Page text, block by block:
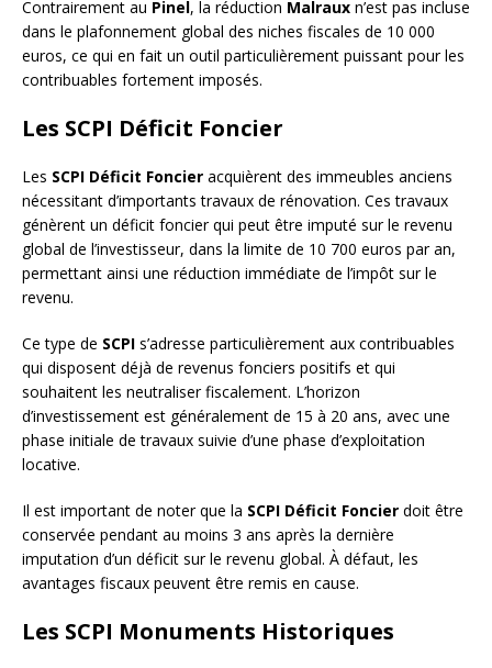
Contrairement au Pinel, la réduction Malraux n’est pas incluse
dans le plafonnement global des niches fiscales de 10 000
euros, ce qui en fait un outil particulièrement puissant pour les
contribuables fortement imposés.
Les SCPI Déficit Foncier
Les SCPI Déficit Foncier acquièrent des immeubles anciens
nécessitant d’importants travaux de rénovation. Ces travaux
génèrent un déficit foncier qui peut être imputé sur le revenu
global de l’investisseur, dans la limite de 10 700 euros par an,
permettant ainsi une réduction immédiate de l’impôt sur le
revenu.
Ce type de SCPI s’adresse particulièrement aux contribuables
qui disposent déjà de revenus fonciers positifs et qui
souhaitent les neutraliser fiscalement. L’horizon
d’investissement est généralement de 15 à 20 ans, avec une
phase initiale de travaux suivie d’une phase d’exploitation
locative.
Il est important de noter que la SCPI Déficit Foncier doit être
conservée pendant au moins 3 ans après la dernière
imputation d’un déficit sur le revenu global. À défaut, les
avantages fiscaux peuvent être remis en cause.
Les SCPI Monuments Historiques